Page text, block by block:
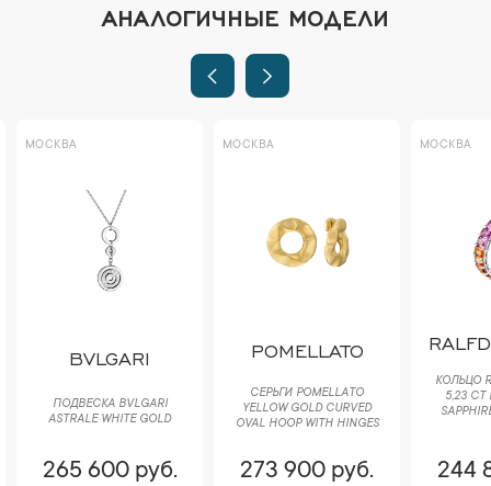
АНАЛОГИЧНЫЕ МОДЕЛИ
МОСКВА
BVLGARI
ПОДВЕСКА BVLGARI
ASTRALE WHITE GOLD
265 600 руб.
МОСКВА
POMELLATO
СЕРЬГИ POMELLATO
YELLOW GOLD CURVED
OVAL HOOP WITH HINGES
273 900 руб.
МОСКВА
КОЛЬЦО
5,23 CT
244